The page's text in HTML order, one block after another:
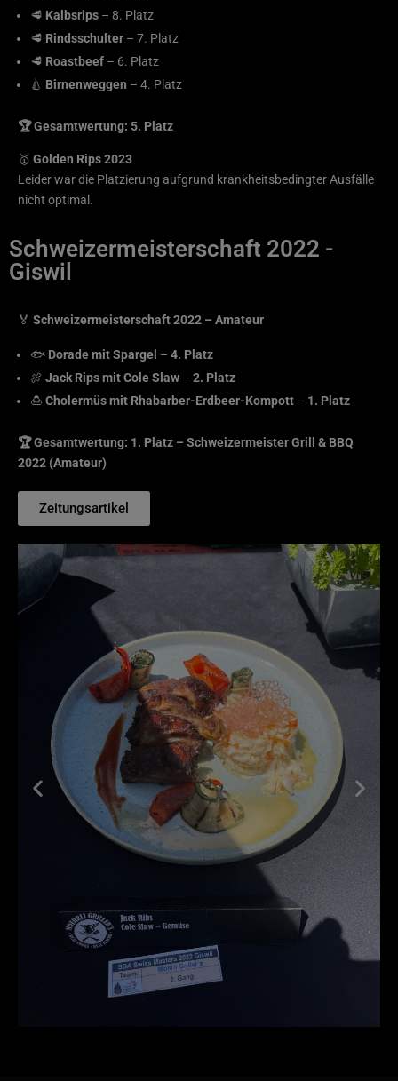
🥩 Kalbsrips – 8. Platz
🥩 Rindsschulter – 7. Platz
🥩 Roastbeef – 6. Platz
🍐 Birnenweggen – 4. Platz
🏆 Gesamtwertung: 5. Platz
🥇 Golden Rips 2023
Leider war die Platzierung aufgrund krankheitsbedingter Ausfälle
nicht optimal.
Schweizermeisterschaft 2022 -
Giswil
🏅 Schweizermeisterschaft 2022 – Amateur
🐟 Dorade mit Spargel – 4. Platz
🍖 Jack Rips mit Cole Slaw – 2. Platz
🍮 Cholermüs mit Rhabarber-Erdbeer-Kompott – 1. Platz
🏆 Gesamtwertung: 1. Platz – Schweizermeister Grill & BBQ
2022 (Amateur)
Zeitungsartikel